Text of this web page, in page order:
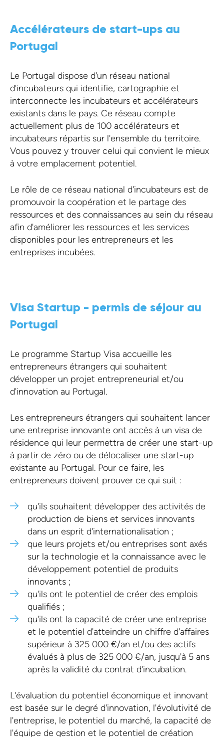
Accélérateurs de start-ups au
Portugal
Le Portugal dispose d'un réseau national
d'incubateurs qui identifie, cartographie et
interconnecte les incubateurs et accélérateurs
existants dans le pays. Ce réseau compte
actuellement plus de 100 accélérateurs et
incubateurs répartis sur l'ensemble du territoire.
Vous pouvez y trouver celui qui convient le mieux
à votre emplacement potentiel.
Le rôle de ce réseau national d'incubateurs est de
promouvoir la coopération et le partage des
ressources et des connaissances au sein du réseau
afin d'améliorer les ressources et les services
disponibles pour les entrepreneurs et les
entreprises incubées.
Visa Startup - permis de séjour au
Portugal
Le programme Startup Visa accueille les
entrepreneurs étrangers qui souhaitent
développer un projet entrepreneurial et/ou
d'innovation au Portugal.
Les entrepreneurs étrangers qui souhaitent lancer
une entreprise innovante ont accès à un visa de
résidence qui leur permettra de créer une start-up
à partir de zéro ou de délocaliser une start-up
existante au Portugal. Pour ce faire, les
entrepreneurs doivent prouver ce qui suit :
qu'ils souhaitent développer des activités de
production de biens et services innovants
dans un esprit d'internationalisation ;
que leurs projets et/ou entreprises sont axés
sur la technologie et la connaissance avec le
développement potentiel de produits
innovants ;
qu'ils ont le potentiel de créer des emplois
qualifiés ;
qu'ils ont la capacité de créer une entreprise
et le potentiel d'atteindre un chiffre d'affaires
supérieur à 325 000 €/an et/ou des actifs
évalués à plus de 325 000 €/an, jusqu'à 5 ans
après la validité du contrat d'incubation.
L'évaluation du potentiel économique et innovant
est basée sur le degré d'innovation, l'évolutivité de
l'entreprise, le potentiel du marché, la capacité de
l'équipe de gestion et le potentiel de création